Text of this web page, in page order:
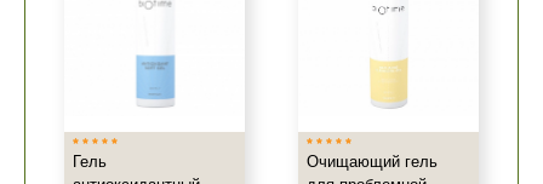
Гель
Очищающий гель